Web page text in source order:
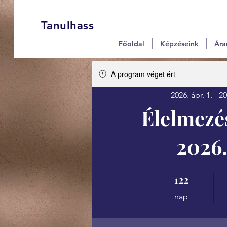
Tanulhass
Főoldal Képzéseink
A program véget ért
2026. ápr. 1. -
122
nap